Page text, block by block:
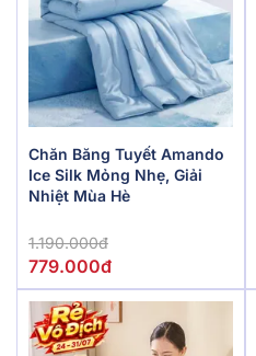
Chăn Băng Tuyết Amando
Ice Silk Mỏng Nhẹ, Giải
Nhiệt Mùa Hè
1.190.000đ
779.000đ